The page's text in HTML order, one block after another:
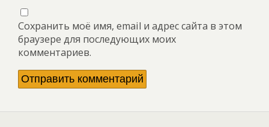
Сохранить моё имя, email и адрес сайта в этом
браузере для последующих моих
комментариев.